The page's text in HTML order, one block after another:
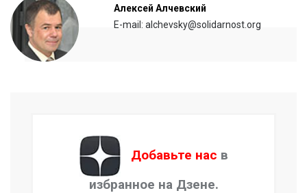
Алексей Алчевский
E-mail: alchevsky@solidarnost.org
Добавьте нас в
избранное на Дзене.